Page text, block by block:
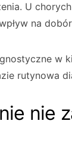
U
na
w
rutynowa
nie